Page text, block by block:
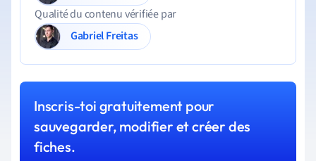
Qualité du contenu vérifiée par
Gabriel Freitas
Inscris-toi gratuitement pour
sauvegarder, modifier et créer des
fiches.